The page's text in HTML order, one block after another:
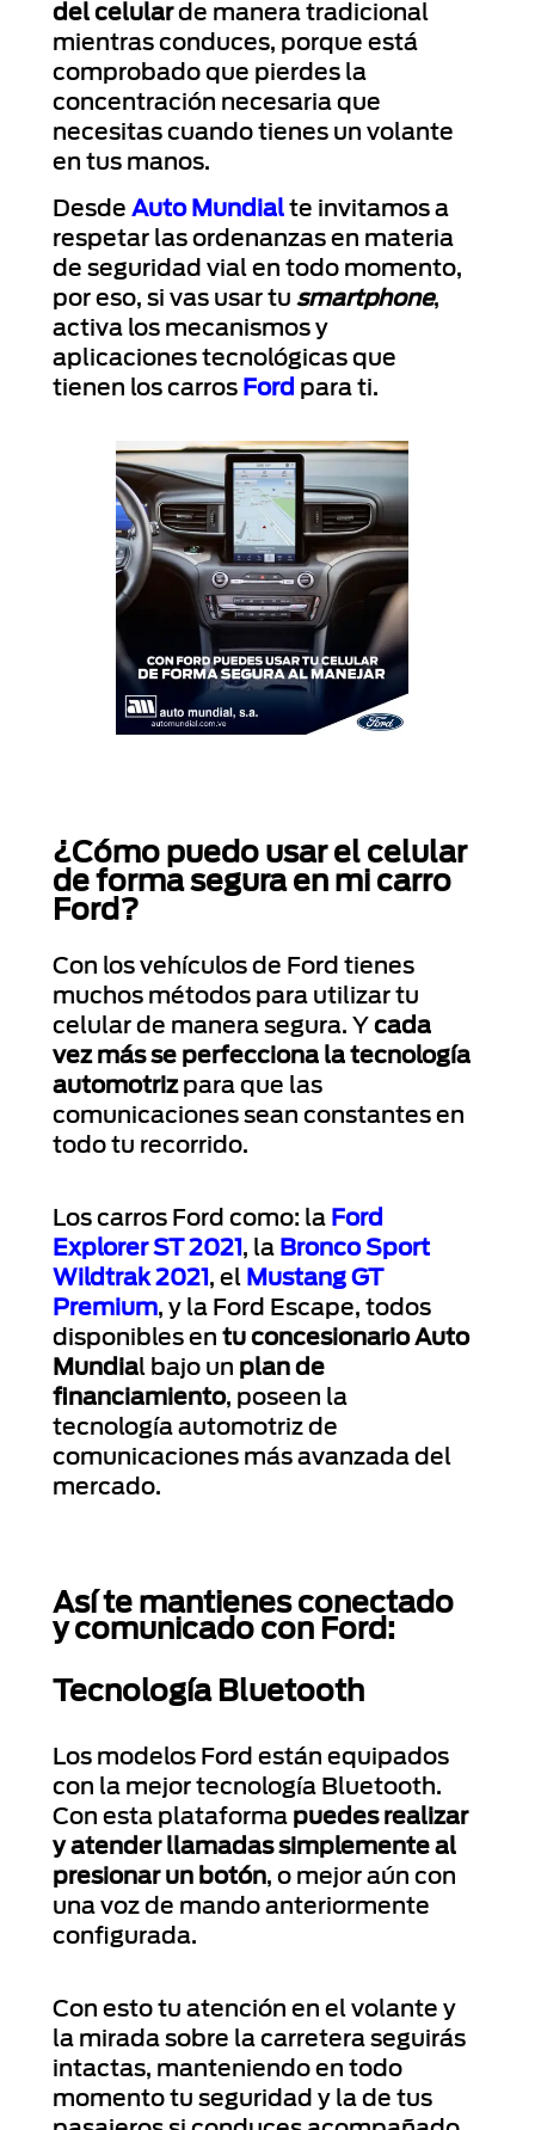
del celularde manera tradicional
mientras conduces, porque está
comprobado que pierdes la
concentración necesaria que
necesitas cuando tienes un volante
en tus manos.
Desde Auto Mundialte invitamos a
respetar las ordenanzas en materia
de seguridad vial en todo momento,
por eso, si vas usar tu smartphone,
activa los mecanismos y
aplicaciones tecnológicas que
tienen los carros Ford para ti.
¿Cómo puedo usar el celular
de forma segura en mi carro
Ford?
Con los vehículos de Ford tienes
muchos métodos para utilizar tu
celular de manera segura. Y cada
vez más se perfecciona la tecnología
automotrizpara que las
comunicaciones sean constantes en
todo tu recorrido.
Los carros Ford como: la Ford
Explorer ST 2021 , la Bronco Sport
Wildtrak 2021 , el Mustang GT
Premium, y la Ford Escape, todos
disponibles en tu concesionario Auto
Mundial bajo un plan de
financiamiento, poseen la
tecnología automotriz de
comunicaciones más avanzada del
mercado.
Así te mantienes conectado
y comunicado con Ford:
Tecnología Bluetooth
Los modelos Ford están equipados
con la mejor tecnología Bluetooth.
Con esta plataforma puedes realizar
y atender llamadas simplemente al
presionar un botón, o mejor aún con
una voz de mando anteriormente
configurada.
Con esto tu atención en el volante y
la mirada sobre la carretera seguirás
intactas, manteniendo en todo
momento tu seguridad y la de tus